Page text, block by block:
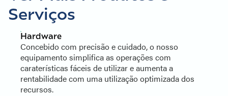
Serviços
Hardware
Concebido com precisão e cuidado, o nosso
equipamento simplifica as operações com
caraterísticas fáceis de utilizar e aumenta a
rentabilidade com uma utilização optimizada dos
recursos.